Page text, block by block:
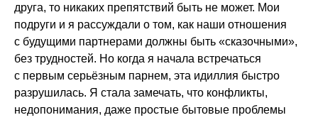
друга, то никаких препятствий быть не может. Мои
подруги и я рассуждали о том, как наши отношения
с будущими партнерами должны быть «сказочными»,
без трудностей. Но когда я начала встречаться
с первым серьёзным парнем, эта идиллия быстро
разрушилась. Я стала замечать, что конфликты,
недопонимания, даже простые бытовые проблемы